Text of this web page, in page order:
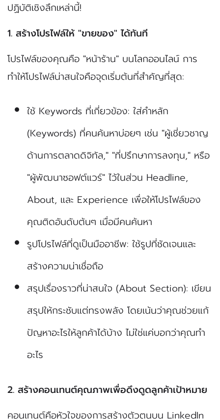
ปฏิบัติเชิงลึกเหล่านี้!
1. สร้างโปรไฟล์ให้ "ขายของ" ได้ทันที
โปรไฟล์ของคุณคือ "หน้าร้าน" บนโลกออนไลน์ การ
ทำให้โปรไฟล์น่าสนใจคือจุดเริ่มต้นที่สำคัญที่สุด:
ใช้ Keywords ที่เกี่ยวข้อง: ใส่คำหลัก
(Keywords) ที่คนค้นหาบ่อยๆ เช่น "ผู้เชี่ยวชาญ
ด้านการตลาดดิจิทัล," "ที่ปรึกษาการลงทุน," หรือ
"ผู้พัฒนาซอฟต์แวร์" ไว้ในส่วน Headline,
About, และ Experience เพื่อให้โปรไฟล์ของ
คุณติดอันดับต้นๆ เมื่อมีคนค้นหา
รูปโปรไฟล์ที่ดูเป็นมืออาชีพ: ใช้รูปที่ชัดเจนและ
สร้างความน่าเชื่อถือ
สรุปเรื่องราวที่น่าสนใจ (About Section): เขียน
สรุปให้กระชับแต่ทรงพลัง โดยเน้นว่าคุณช่วยแก้
ปัญหาอะไรให้ลูกค้าได้บ้าง ไม่ใช่แค่บอกว่าคุณทำ
อะไร
2. สร้างคอนเทนต์คุณภาพเพื่อดึงดูดลูกค้าเป้าหมาย
คอนเทนต์คือหัวใจของการสร้างตัวตนบน LinkedIn